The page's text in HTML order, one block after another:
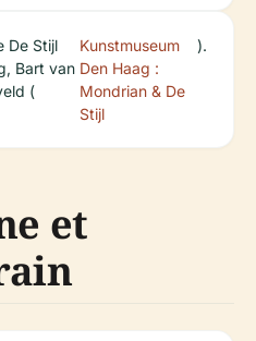
De Stijl
Bart van
(
Kunstmuseum
Den Haag :
Mondrian & De
Stijl
).
et